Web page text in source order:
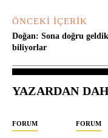
ÖNCEKI İÇERIK
Doğan: Sona doğru
biliyorlar
YAZARDAN
FORUM FORUM